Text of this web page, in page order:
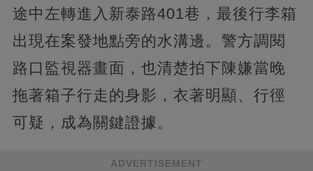
途中左轉進入新泰路401巷，最後行李箱
出現在案發地點旁的水溝邊。警方調閱
路口監視器畫面，也清楚拍下陳嫌當晚
拖著箱子行走的身影，衣著明顯、行徑
可疑，成為關鍵證據。
ADVERTISEMENT